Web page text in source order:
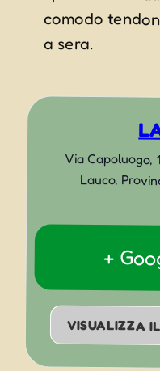
a sera.
Via Capoluogo,
Lauco,
+
VISUALIZZA